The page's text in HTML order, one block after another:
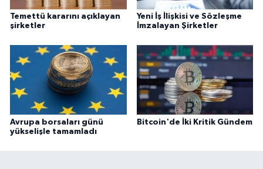
Temettü kararını açıklayan
şirketler
Yeni İş İlişkisi ve Sözleşme
İmzalayan Şirketler
Avrupa borsaları günü
yükselişle tamamladı
Bitcoin'de İki Kritik Gündem